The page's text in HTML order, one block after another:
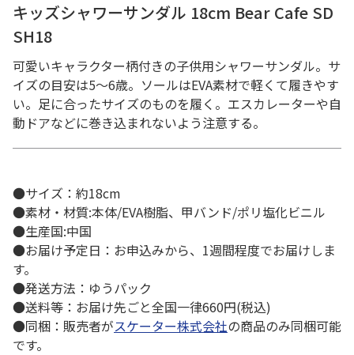
キッズシャワーサンダル 18cm Bear Cafe SD
SH18
可愛いキャラクター柄付きの子供用シャワーサンダル。サ
イズの目安は5～6歳。ソールはEVA素材で軽くて履きやす
い。足に合ったサイズのものを履く。エスカレーターや自
動ドアなどに巻き込まれないよう注意する。
●サイズ：約18cm
●素材・材質:本体/EVA樹脂、甲バンド/ポリ塩化ビニル
●生産国:中国
●お届け予定日：お申込みから、1週間程度でお届けしま
す。
●発送方法：ゆうパック
●送料等：お届け先ごと全国一律660円(税込)
●同梱：販売者がスケーター株式会社の商品のみ同梱可能
です。